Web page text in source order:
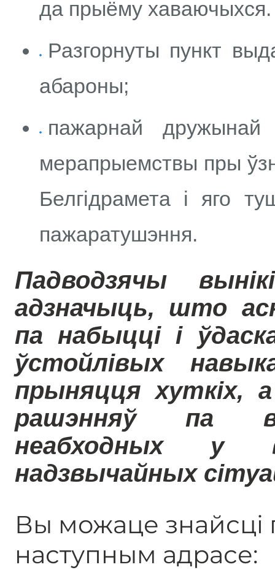
да прыёму
Разгорнуты пункт
абароны;
пажарнай дружынай
мерапрыемствы пры
Белгідрамета і яго
пажаратушэння.
Падводзячы
адзначыць, што
па набыцці і
ўстойлівых
прыняцця хуткіх,
рашэнняў па
неабходных у
надзвычайных
Вы можаце знайсці
наступным адрасе: